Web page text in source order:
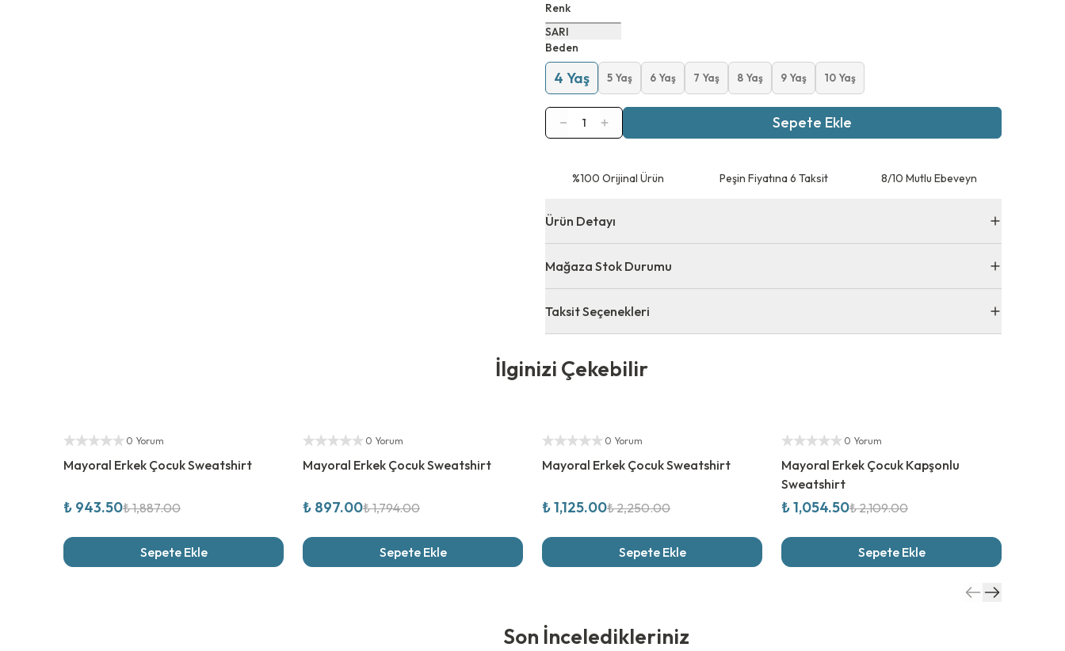
Renk
SARI
Beden
4 Yaş 5 Yaş 6 Yaş 7 Yaş 8 Yaş 9 Yaş 10 Yaş
1 Sepete Ekle
⁠%100 Orijinal Ürün Peşin Fiyatına 6 Taksit 8/10 Mutlu Ebeveyn
Ürün Detayı
Mağaza Stok Durumu
Taksit Seçenekleri
İlginizi Çekebilir
Yetkili Satıcı
0 Yorum
Mayoral Erkek Çocuk Sweatshirt
₺ 943.50₺ 1,887.00
Sepete Ekle
Yetkili Satıcı
0 Yorum
Mayoral Erkek Çocuk Sweatshirt
₺ 897.00₺ 1,794.00
Sepete Ekle
Yetkili Satıcı
0 Yorum
Mayoral Erkek Çocuk Sweatshirt
₺ 1,125.00₺ 2,250.00
Sepete Ekle
Yetkili Satıcı
0 Yorum
Mayoral Erkek Çocuk Kapşonlu
Sweatshirt
₺ 1,054.50₺ 2,109.00
Sepete Ekle
Son İnceledikleriniz